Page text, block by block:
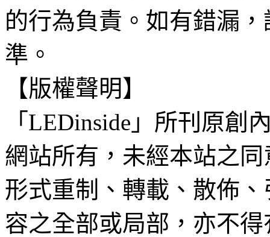
的行為負責。如有錯漏
準。
【版權聲明】
「LEDinside」所刊原創
網站所有，未經本站之
形式重制、轉載、散佈
容之全部或局部，亦不